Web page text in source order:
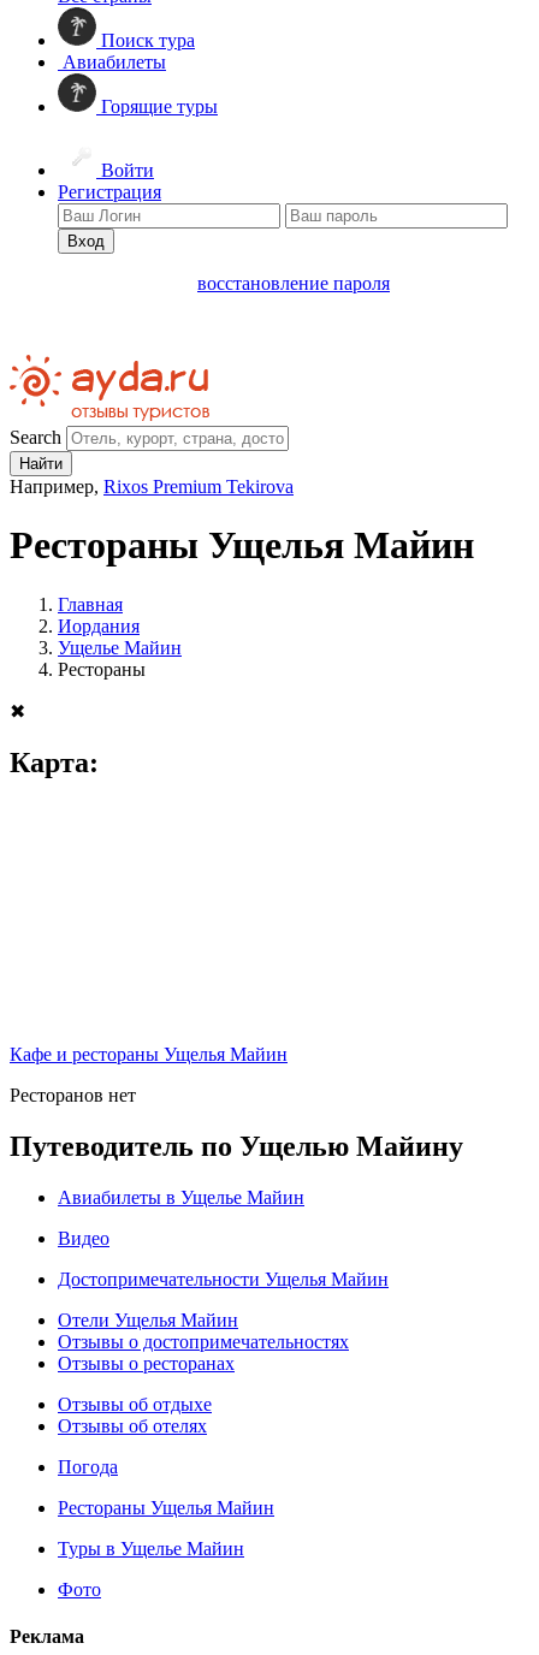
Поиск тура
Авиабилеты
Горящие туры
Войти
Регистрация
Вход
восстановление пароля
Search
Найти
Например, Rixos Premium Tekirova
Рестораны Ущелья Майин
Главная
Иордания
Ущелье Майин
Рестораны
✖
Карта:
Кафе и рестораны Ущелья Майин
Ресторанов нет
Путеводитель по Ущелью Майину
Авиабилеты в Ущелье Майин
Видео
Достопримечательности Ущелья Майин
Отели Ущелья Майин
Отзывы о достопримечательностях
Отзывы о ресторанах
Отзывы об отдыхе
Отзывы об отелях
Погода
Рестораны Ущелья Майин
Туры в Ущелье Майин
Фото
Реклама